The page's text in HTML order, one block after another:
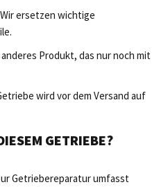
Wir ersetzen wichtige
anderes Produkt, das nur noch mit
wird vor dem Versand auf
GETRIEBE?
Getriebereparatur umfasst